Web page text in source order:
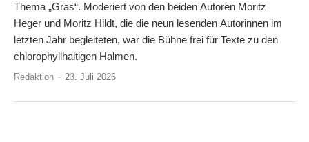
Thema „Gras“. Moderiert von den beiden Autoren Moritz
Heger und Moritz Hildt, die die neun lesenden Autorinnen im
letzten Jahr begleiteten, war die Bühne frei für Texte zu den
chlorophyllhaltigen Halmen.
Redaktion - 23. Juli 2026